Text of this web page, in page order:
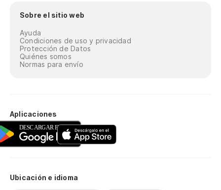
Sobre el sitio web
Ayuda
Condiciones de uso y privacidad
Protección de Datos
Quiénes somos
Normas para envío
Aplicaciones
Ubicación e idioma